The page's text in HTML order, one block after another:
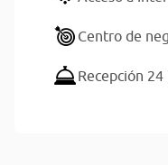
Centro de
Recepción 24